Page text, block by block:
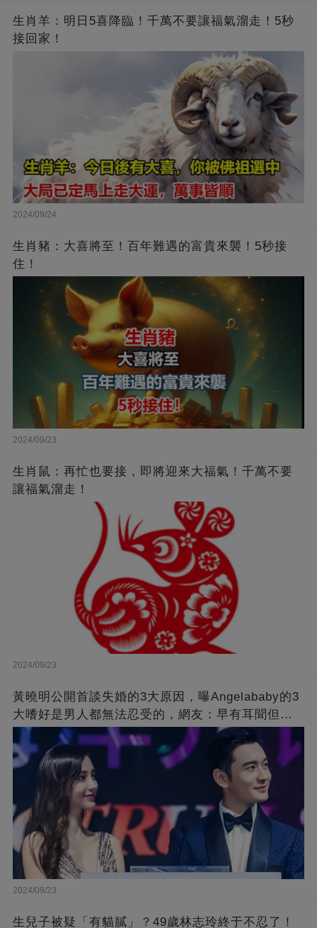
生肖羊：明日5喜降臨！千萬不要讓福氣溜走！5秒
接回家！
2024/09/24
生肖豬：大喜將至！百年難遇的富貴來襲！5秒接
住！
2024/09/23
生肖鼠：再忙也要接，即將迎來大福氣！千萬不要
讓福氣溜走！
2024/09/23
黃曉明公開首談失婚的3大原因，曝Angelababy的3
大嗜好是男人都無法忍受的，網友：早有耳聞但想
不到那麼嚴重！
2024/09/23
生兒子被疑「有貓膩」？49歲林志玲終于不忍了！